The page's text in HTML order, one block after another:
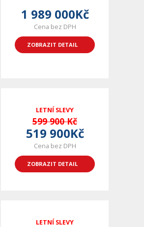
1 989 000Kč
Cena bez DPH
ZOBRAZIT DETAIL
LETNÍ SLEVY
599 900 Kč
519 900Kč
Cena bez DPH
ZOBRAZIT DETAIL
LETNÍ SLEVY